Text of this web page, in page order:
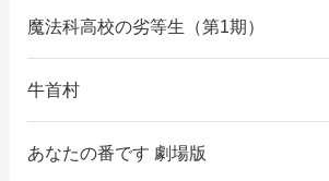
魔法科高校の劣等生（第1期）
牛首村
あなたの番です 劇場版